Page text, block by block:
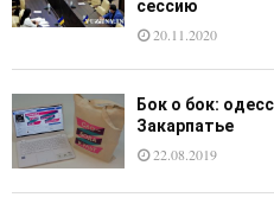
сессию
20.11.2020
Бок о бок:
Закарпатье
22.08.2019